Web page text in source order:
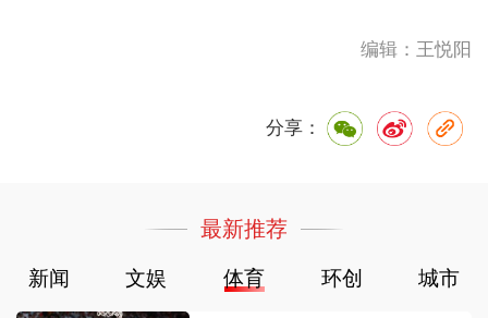
编辑：王悦阳
分享：
最新推荐
新闻 文娱 体育 环创 城市